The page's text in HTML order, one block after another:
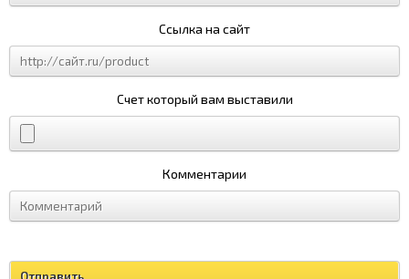
Ссылка на сайт
Счет который вам выставили
Комментарии